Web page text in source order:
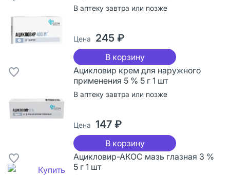
В аптеку завтра или позже
Цена 245 ₽
В корзину
Ацикловир крем для наружного
применения 5 % 5 г 1 шт
В аптеку завтра или позже
Цена 147 ₽
В корзину
Ацикловир-АКОС мазь глазная 3 %
5 г 1 шт